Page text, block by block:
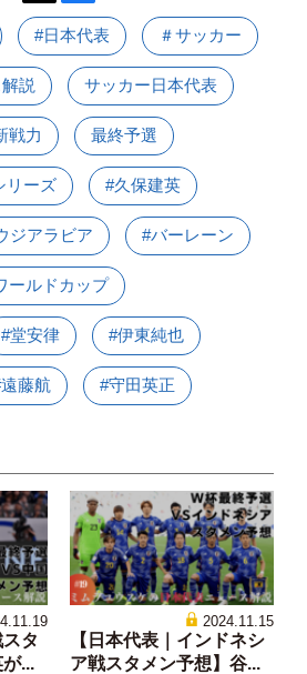
#日本代表 ＃サッカー
説 サッカー日本代表
戦力 最終予選
リーズ #久保建英
ジアラビア #バーレーン
ールドカップ
#堂安律 #伊東純也
藤航 #守田英正
タ
...
2024.11.15
【日本代表｜インドネシ
ア戦スタメン予想】谷...